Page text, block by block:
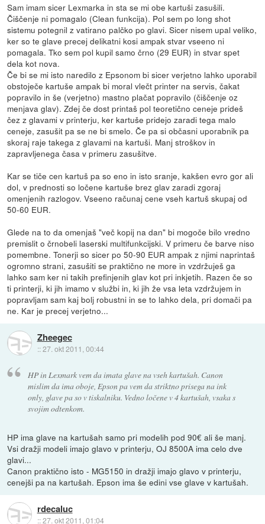
Sam imam sicer Lexmarka in sta se mi obe kartuši zasušili.
Čiščenje ni pomagalo (Clean funkcija). Pol sem po long shot
sistemu potegnil z vatirano palčko po glavi. Sicer nisem upal veliko,
ker so te glave precej delikatni kosi ampak stvar vseeno ni
pomagala. Tko sem pol kupil samo črno (29 EUR) in stvar spet
dela kot nova.
Če bi se mi isto naredilo z Epsonom bi sicer verjetno lahko uporabil
obstoječe kartuše ampak bi moral vlečt printer na servis, čakat
popravilo in še (verjetno) mastno plačat popravilo (čiščenje oz
menjava glav). Zdej če dost printaš pol teoretično ceneje prideš
čez z glavami v printerju, ker kartuše pridejo zaradi tega malo
ceneje, zasušit pa se ne bi smelo. Če pa si občasni uporabnik pa
skoraj raje takega z glavami na kartuši. Manj stroškov in
zapravljenega časa v primeru zasušitve.
Kar se tiče cen kartuš pa so eno in isto sranje, kakšen evro gor ali
dol, v prednosti so ločene kartuše brez glav zaradi zgoraj
omenjenih razlogov. Vseeno računaj cene vseh kartuš skupaj od
50-60 EUR.
Glede na to da omenjaš "več kopij na dan" bi mogoče bilo vredno
premislit o črnobeli laserski multifunkcijski. V primeru če barve niso
pomembne. Tonerji so sicer po 50-90 EUR ampak z njimi naprintaš
ogromno strani, zasušiti se praktično ne more in vzdržuješ ga
lahko sam ker ni takih prefinjenih glav kot pri inkjetih. Razen če so
ti printerji, ki jih imamo v službi in, ki jih že vsa leta vzdržujem in
popravljam sam kaj bolj robustni in se to lahko dela, pri domači pa
ne. Kar je precej verjetno...
Zheegec
::27. okt 2011, 00:44
HP in Lexmark vem da imata glave na vseh kartušah. Canon
mislim da ima oboje, Epson pa vem da striktno prisega na ink
only, glave pa so v tiskalniku. Vedno ločene v 4 kartušah, vsaka s
svojim odtenkom.
HP ima glave na kartušah samo pri modelih pod 90€ ali še manj.
Vsi dražji modeli imajo glavo v printerju, OJ 8500A ima celo dve
glavi...
Canon praktično isto - MG5150 in dražji imajo glavo v printerju,
cenejši pa na kartušah. Epson ima še edini vse glave v kartušah.
rdecaluc
::27. okt 2011, 01:04